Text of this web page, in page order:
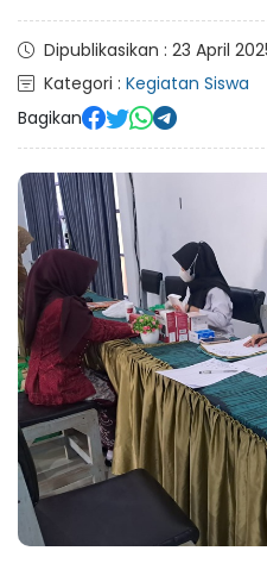
Dipublikasikan : 23 April
Kategori : Kegiatan Siswa
Bagikan